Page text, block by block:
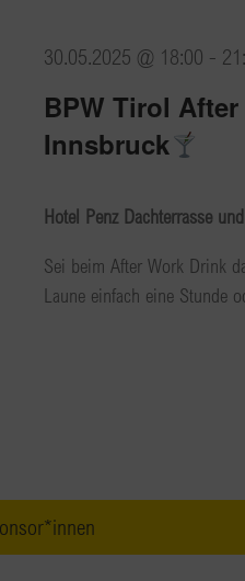
BPW Tirol
Innsbruck
30.05.2025 @ 18:00 -
Hotel Penz Dachterrasse
Sei beim After Work Drink
Laune einfach eine Stunde